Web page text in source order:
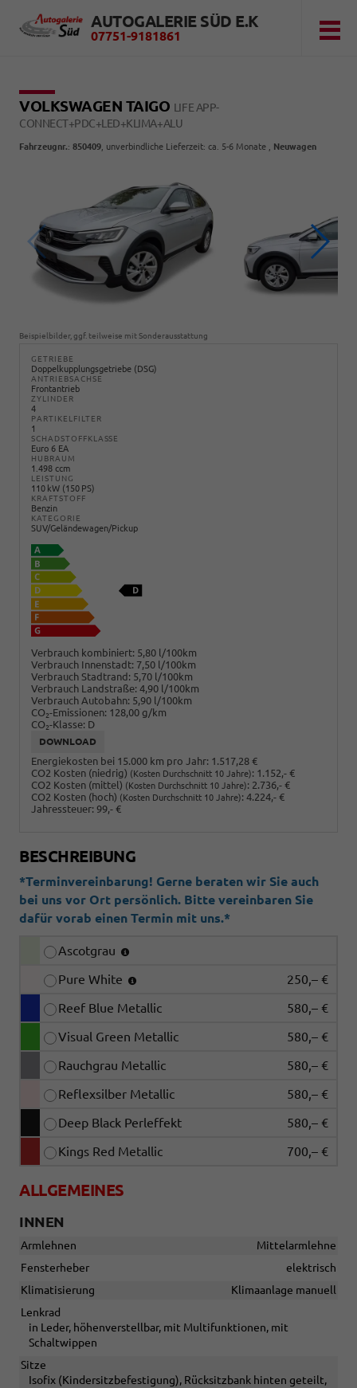
AUTOGALERIE SÜD E.K
07751-9181861
VOLKSWAGEN TAIGO LIFE APP-
CONNECT+PDC+LED+KLIMA+ALU
Fahrzeugnr.: 850409 , unverbindliche Lieferzeit: ca. 5-6 Monate , Neuwagen
Beispielbilder, ggf. teilweise mit Sonderausstattung
GETRIEBE
Doppelkupplungsgetriebe (DSG)
ANTRIEBSACHSE
Frontantrieb
ZYLINDER
4
PARTIKELFILTER
1
SCHADSTOFFKLASSE
Euro 6 EA
HUBRAUM
1.498 ccm
LEISTUNG
110 kW (150 PS)
KRAFTSTOFF
Benzin
KATEGORIE
SUV/Geländewagen/Pickup
Verbrauch kombiniert: 5,80 l/100km
Verbrauch Innenstadt: 7,50 l/100km
Verbrauch Stadtrand: 5,70 l/100km
Verbrauch Landstraße: 4,90 l/100km
Verbrauch Autobahn: 5,90 l/100km
CO2-Emissionen: 128,00 g/km
CO2-Klasse: D
DOWNLOAD
Energiekosten bei 15.000 km pro Jahr: 1.517,28 €
CO2 Kosten (niedrig) (Kosten Durchschnitt 10 Jahre): 1.152,- €
CO2 Kosten (mittel) (Kosten Durchschnitt 10 Jahre): 2.736,- €
CO2 Kosten (hoch) (Kosten Durchschnitt 10 Jahre): 4.224,- €
Jahressteuer: 99,- €
BESCHREIBUNG
*Terminvereinbarung! Gerne beraten wir Sie auch
bei uns vor Ort persönlich. Bitte vereinbaren Sie
dafür vorab einen Termin mit uns.*
Ascotgrau
Pure White
250,– €
Reef Blue Metallic
580,– €
Visual Green Metallic
580,– €
Rauchgrau Metallic
580,– €
Reflexsilber Metallic
580,– €
Deep Black Perleffekt
580,– €
Kings Red Metallic
700,– €
ALLGEMEINES
INNEN
Armlehnen
Mittelarmlehne
Fensterheber
elektrisch
Klimatisierung
Klimaanlage manuell
Lenkrad
in Leder, höhenverstellbar, mit Multifunktionen, mit
Schaltwippen
Sitze
Isofix (Kindersitzbefestigung), Rücksitzbank hinten geteilt,